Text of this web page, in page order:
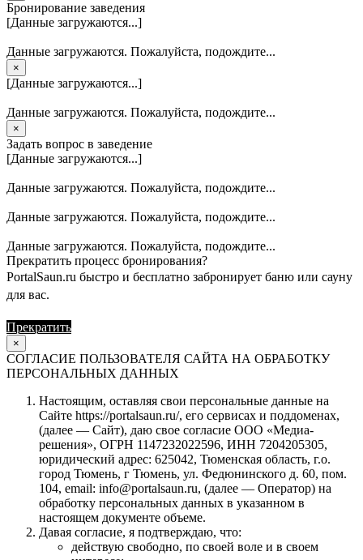
Бронирование заведения
[Данные загружаются...]
Данные загружаются. Пожалуйста, подождите...
×
[Данные загружаются...]
Данные загружаются. Пожалуйста, подождите...
×
Задать вопрос в заведение
[Данные загружаются...]
Данные загружаются. Пожалуйста, подождите...
Данные загружаются. Пожалуйста, подождите...
Данные загружаются. Пожалуйста, подождите...
Прекратить процесс бронирования?
PortalSaun.ru быстро и бесплатно забронирует баню или сауну
для вас.
Прекратить
×
СОГЛАСИЕ ПОЛЬЗОВАТЕЛЯ САЙТА НА ОБРАБОТКУ
ПЕРСОНАЛЬНЫХ ДАННЫХ
Настоящим, оставляя свои персональные данные на
Сайте https://portalsaun.ru/, его сервисах и поддоменах,
(далее — Сайт), даю свое согласие ООО «Медиа-
решения», ОГРН 1147232022596, ИНН 7204205305,
юридический адрес: 625042, Тюменская область, г.о.
город Тюмень, г Тюмень, ул. Федюнинского д. 60, пом.
104, email: info@portalsaun.ru, (далее — Оператор) на
обработку персональных данных в указанном в
настоящем документе объеме.
Давая согласие, я подтверждаю, что:
действую свободно, по своей воле и в своем